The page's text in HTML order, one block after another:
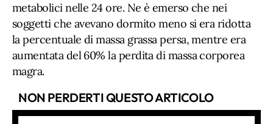
metabolici nelle 24 ore. Ne è emerso che nei
soggetti che avevano dormito meno si era ridotta
la percentuale di massa grassa persa, mentre era
aumentata del 60% la perdita di massa corporea
magra.
NON PERDERTI QUESTO ARTICOLO